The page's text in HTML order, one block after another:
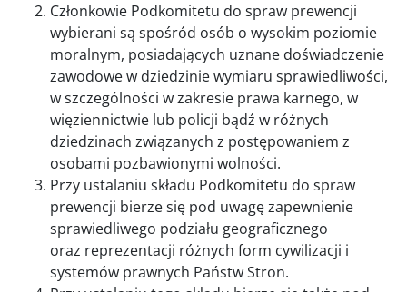
Członkowie Podkomitetu do spraw prewencji
wybierani są spośród osób o wysokim poziomie
moralnym, posiadających uznane doświadczenie
zawodowe w dziedzinie wymiaru sprawiedliwości,
w szczególności w zakresie prawa karnego, w
więziennictwie lub policji bądź w różnych
dziedzinach związanych z postępowaniem z
osobami pozbawionymi wolności.
Przy ustalaniu składu Podkomitetu do spraw
prewencji bierze się pod uwagę zapewnienie
sprawiedliwego podziału geograficznego
oraz reprezentacji różnych form cywilizacji i
systemów prawnych Państw Stron.